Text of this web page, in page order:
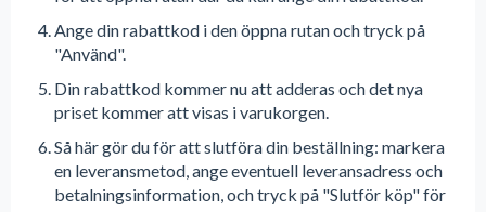
Ange din rabattkod i den öppna rutan och tryck på
"Använd".
Din rabattkod kommer nu att adderas och det nya
priset kommer att visas i varukorgen.
Så här gör du för att slutföra din beställning: markera
en leveransmetod, ange eventuell leveransadress och
betalningsinformation, och tryck på "Slutför köp" för